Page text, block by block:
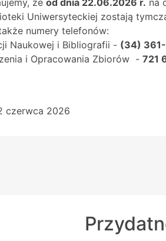
Uniwersyteckiej zostają
numery telefonów:
Naukowej i Bibliografii - (34)
i Opracowania Zbiorów - 721
czerwca 2026